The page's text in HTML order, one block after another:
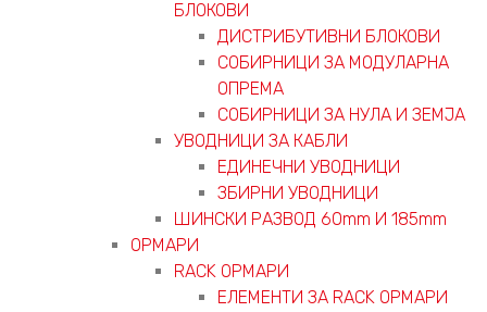
БЛОКОВИ
ДИСТРИБУТИВНИ БЛОКОВИ
СОБИРНИЦИ ЗА МОДУЛАРНА
ОПРЕМА
СОБИРНИЦИ ЗА НУЛА И ЗЕМЈА
УВОДНИЦИ ЗА КАБЛИ
ЕДИНЕЧНИ УВОДНИЦИ
ЗБИРНИ УВОДНИЦИ
ШИНСКИ РАЗВОД 60mm И 185mm
ОРМАРИ
RACK ОРМАРИ
ЕЛЕМЕНТИ ЗА RACK ОРМАРИ